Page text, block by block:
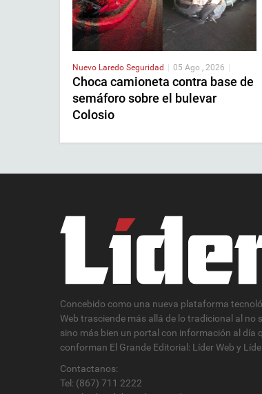
Nuevo Laredo Seguridad 05 Ago , 2026
Choca camioneta contra base de
semáforo sobre el bulevar
Colosio
Concebido como una nueva plataforma
Web trasciende más allá de lo tradicional al
sino más bien un portal con información al día
conforman El Grande Editorial: Líder Web y
Contactanos:
Tel: (867) 711 2222